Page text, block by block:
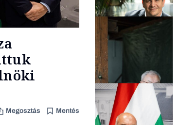
Megosztás Mentés
Podcast
TÁMOGATÓI
TARTALOM